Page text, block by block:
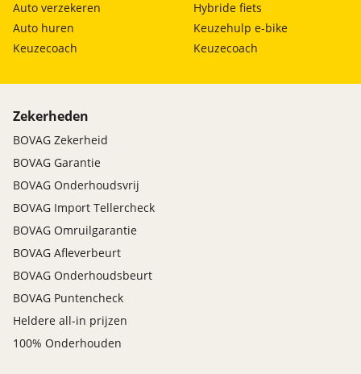
Auto verzekeren
Auto huren
Keuzecoach
Hybride fiets
Keuzehulp e-bike
Keuzecoach
Zekerheden
BOVAG Zekerheid
BOVAG Garantie
BOVAG Onderhoudsvrij
BOVAG Import Tellercheck
BOVAG Omruilgarantie
BOVAG Afleverbeurt
BOVAG Onderhoudsbeurt
BOVAG Puntencheck
Heldere all-in prijzen
100% Onderhouden